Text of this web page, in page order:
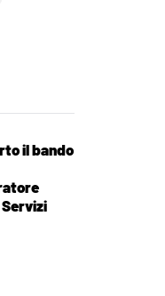
il bando
Servizi